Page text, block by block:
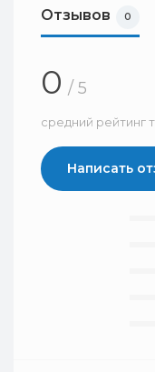
Отзывов 0
0 / 5
средний рейтинг
Написать